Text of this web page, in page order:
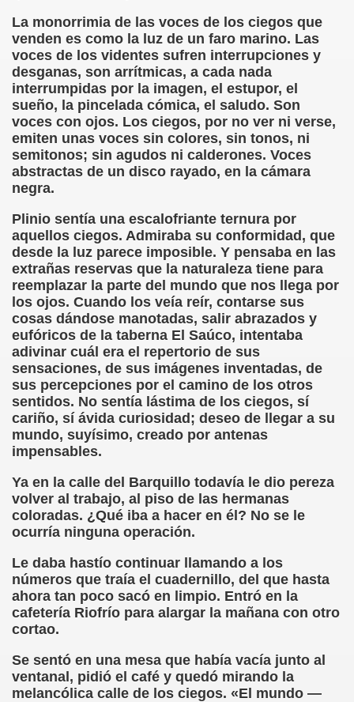
La monorrimia de las voces de los ciegos que
venden es como la luz de un faro marino. Las
voces de los videntes sufren interrupciones y
desganas, son arrítmicas, a cada nada
interrumpidas por la imagen, el estupor, el
sueño, la pincelada cómica, el saludo. Son
voces con ojos. Los ciegos, por no ver ni verse,
emiten unas voces sin colores, sin tonos, ni
semitonos; sin agudos ni calderones. Voces
abstractas de un disco rayado, en la cámara
negra.
Plinio sentía una escalofriante ternura por
aquellos ciegos. Admiraba su conformidad, que
desde la luz parece imposible. Y pensaba en las
extrañas reservas que la naturaleza tiene para
reemplazar la parte del mundo que nos llega por
los ojos. Cuando los veía reír, contarse sus
cosas dándose manotadas, salir abrazados y
eufóricos de la taberna El Saúco, intentaba
adivinar cuál era el repertorio de sus
sensaciones, de sus imágenes inventadas, de
sus percepciones por el camino de los otros
sentidos. No sentía lástima de los ciegos, sí
cariño, sí ávida curiosidad; deseo de llegar a su
mundo, suyísimo, creado por antenas
impensables.
Ya en la calle del Barquillo todavía le dio pereza
volver al trabajo, al piso de las hermanas
coloradas. ¿Qué iba a hacer en él? No se le
ocurría ninguna operación.
Le daba hastío continuar llamando a los
números que traía el cuadernillo, del que hasta
ahora tan poco sacó en limpio. Entró en la
cafetería Riofrío para alargar la mañana con otro
cortao.
Se sentó en una mesa que había vacía junto al
ventanal, pidió el café y quedó mirando la
melancólica calle de los ciegos. «El mundo —
Social, Córdoba 03-03-09 (Pedro A. Zurita)
de Sor Sacramento)
Elissalde)
1ª Escuela de Ciegos Que Hubo en España (Jesús
06-09 (Pedro Zurita)
(Francisco Javier Bernal García)
(Roberto Enjuto)
Fundamento Y Sentimientos (Samuel Rodríguez
(Rogelio Muñoz Martínez)
la Luz (Alberto Gil)
(Francesc Miñana)
Suárez Santana)
latino (Pedro Zurita)
Zurita, Ex Secretario Unión Mundial de Ciegos (Pedro
Ex Secretari Unió Mundial de Cecs, català (Pedro
Baquero, Conferencia (David López)